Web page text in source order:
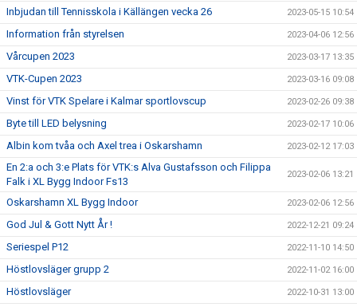
Inbjudan till Tennisskola i Källängen vecka 26 2023-05-15 10:54
Information från styrelsen 2023-04-06 12:56
Vårcupen 2023 2023-03-17 13:35
VTK-Cupen 2023 2023-03-16 09:08
Vinst för VTK Spelare i Kalmar sportlovscup 2023-02-26 09:38
Byte till LED belysning 2023-02-17 10:06
Albin kom tvåa och Axel trea i Oskarshamn 2023-02-12 17:03
En 2:a och 3:e Plats för VTK:s Alva Gustafsson och Filippa
Falk i XL Bygg Indoor Fs13
2023-02-06 13:21
Oskarshamn XL Bygg Indoor 2023-02-06 12:56
God Jul & Gott Nytt År ! 2022-12-21 09:24
Seriespel P12 2022-11-10 14:50
Höstlovsläger grupp 2 2022-11-02 16:00
Höstlovsläger 2022-10-31 13:00